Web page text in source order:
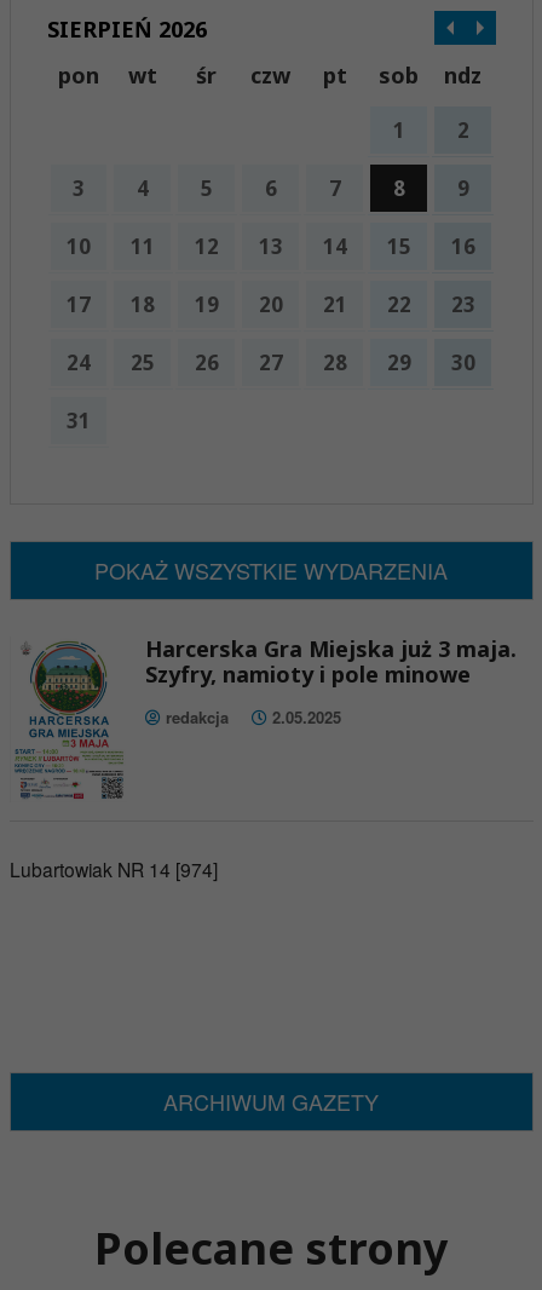
SIERPIEŃ 2026
pon
wt śr czw pt sob ndz
1 2
3 4 5 6 7 8 9
10 11 12 13 14 15 16
17 18 19 20 21 22 23
24 25 26 27 28 29 30
31
POKAŻ WSZYSTKIE WYDARZENIA
Harcerska Gra Miejska już 3 maja.
Szyfry, namioty i pole minowe
redakcja 2.05.2025
Lubartowiak NR 14 [974]
ARCHIWUM GAZETY
Polecane strony